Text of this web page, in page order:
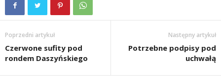
Poprzedni artykuł
Czerwone sufity pod
rondem Daszyńskiego
Następny artykuł
Potrzebne podpisy pod
uchwałą